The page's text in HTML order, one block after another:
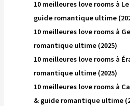
10 meilleures love rooms à
guide romantique ultime
10 meilleures love rooms à
romantique ultime (2025)
10 meilleures love rooms à
romantique ultime (2025)
10 meilleures love rooms à
& guide romantique ultime